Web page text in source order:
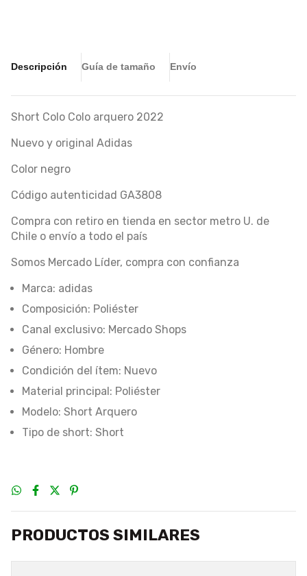
Descripción Guía de tamaño Envío
Short Colo Colo arquero 2022
Nuevo y original Adidas
Color negro
Código autenticidad GA3808
Compra con retiro en tienda en sector metro U. de
Chile o envío a todo el país
Somos Mercado Líder, compra con confianza
Marca: adidas
Composición: Poliéster
Canal exclusivo: Mercado Shops
Género: Hombre
Condición del ítem: Nuevo
Material principal: Poliéster
Modelo: Short Arquero
Tipo de short: Short
PRODUCTOS SIMILARES